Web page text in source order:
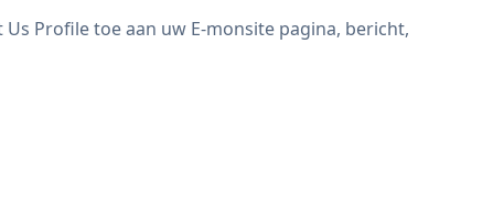
Profile toe aan uw E-monsite pagina, bericht,